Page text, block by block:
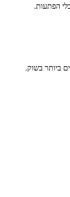
הפתעות.
ביותר בשוק.